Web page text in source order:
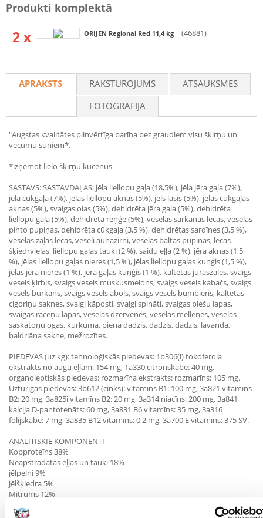
Produkti komplektā
2 x ORIJEN Regional Red 11,4 kg (46881)
APRAKSTS RAKSTUROJUMS
ATSAUKSMES
FOTOGRĀFIJA
"Augstas kvalitātes pilnvērtīga barība bez graudiem visu šķirņu un
vecumu suņiem*.
*izņemot lielo šķirņu kucēnus
SASTĀVS: SASTĀVDAĻAS: jēla liellopu gaļa (18,5%), jēla jēra gaļa (7%),
jēla cūkgaļa (7%), jēlas liellopu aknas (5%), jēls lasis (5%), jēlas cūkgaļas
aknas (5%), svaigas olas (5%), dehidrēta jēra gaļa (5%), dehidrēta
liellopu gaļa (5%), dehidrēta reņģe (5%), veselas sarkanās lēcas, veselas
pinto pupiņas, dehidrēta cūkgaļa (3,5 %), dehidrētas sardīnes (3,5 %),
veselas zaļās lēcas, veseli aunazirņi, veselas baltās pupiņas, lēcas
šķiedrvielas, liellopu gaļas tauki (2 %), saidu eļļa (2 %), jēra aknas (1,5
%), jēlas liellopu gaļas nieres (1,5 %), jēlas liellopu gaļas kuņģis (1,5 %),
jēlas jēra nieres (1 %), jēra gaļas kuņģis (1 %), kaltētas jūraszāles, svaigs
vesels ķirbis, svaigs vesels muskusmelons, svaigs vesels kabačs, svaigs
vesels burkāns, svaigs vesels ābols, svaigs vesels bumbieris, kaltētas
cigoriņu saknes, svaigi kāposti, svaigi spināti, svaigas biešu lapas,
svaigas rāceņu lapas, veselas dzērvenes, veselas mellenes, veselas
saskatoņu ogas, kurkuma, piena dadzis, dadzis, dadzis, lavanda,
baldriāna sakne, mežrozītes.
PIEDEVAS (uz kg): tehnoloģiskās piedevas: 1b306(i) tokoferola
ekstrakts no augu eļļām: 154 mg, 1a330 citronskābe: 40 mg.
organoleptiskās piedevas: rozmarīna ekstrakts: rozmarīns: 105 mg.
Uzturīgās piedevas: 3b612 (cinks): vitamīns B1: 100 mg, 3a821 vitamīns
B2: 20 mg, 3a825i vitamīns B2: 20 mg, 3a314 niacīns: 200 mg, 3a841
kalcija D-pantotenāts: 60 mg, 3a831 B6 vitamīns: 35 mg, 3a316
folijskābe: 7 mg, 3a835 B12 vitamīns: 0,2 mg, 3a700 E vitamīns: 375 SV.
ANALĪTISKIE KOMPONENTI
Kopproteīns 38%
Neapstrādātas eļļas un tauki 18%
jēlpelni 9%
jēlšķiedra 5%
Mitrums 12%
Fosfors 1,2%